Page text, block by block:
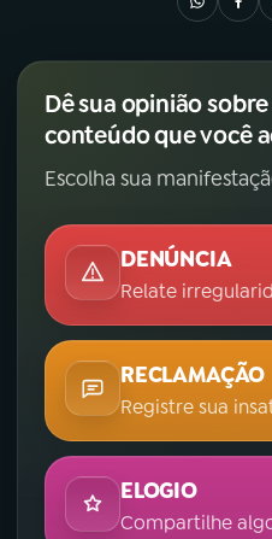
ACOMPANHE A RÁDIO
YouTube
Instagram
TikTok
Dê sua opinião
conteúdo que você
Escolha sua
DENÚNCIA
Relate
RECLAMAÇÃO
Registre sua
ELOGIO
Compartilhe